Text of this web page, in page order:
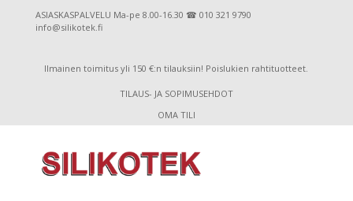
ASIASKASPALVELU Ma-pe 8.00-16.30 ☎ 010 321 9790
info@silikotek.fi
Ilmainen toimitus yli 150 €:n tilauksiin! Poislukien rahtituotteet.
TILAUS- JA SOPIMUSEHDOT
OMA TILI